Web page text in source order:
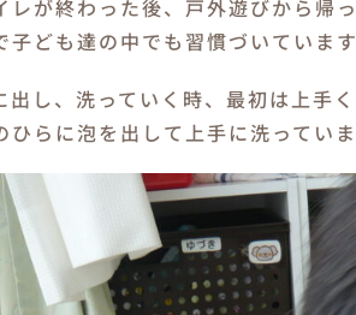
レが終わった後、戸外遊びから帰
子ども達の中でも習慣づいています
出し、洗っていく時、最初は上手
ひらに泡を出して上手に洗ってい